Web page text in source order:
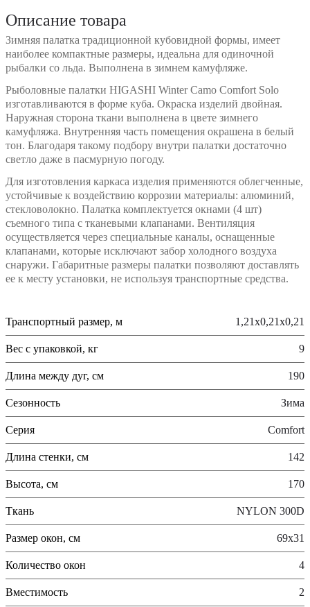
Описание товара
Зимняя палатка традиционной кубовидной формы, имеет
наиболее компактные размеры, идеальна для одиночной
рыбалки со льда. Выполнена в зимнем камуфляже.
Рыболовные палатки HIGASHI Winter Camo Comfort Solo
изготавливаются в форме куба. Окраска изделий двойная.
Наружная сторона ткани выполнена в цвете зимнего
камуфляжа. Внутренняя часть помещения окрашена в белый
тон. Благодаря такому подбору внутри палатки достаточно
светло даже в пасмурную погоду.
Для изготовления каркаса изделия применяются облегченные,
устойчивые к воздействию коррозии материалы: алюминий,
стекловолокно. Палатка комплектуется окнами (4 шт)
съемного типа с тканевыми клапанами. Вентиляция
осуществляется через специальные каналы, оснащенные
клапанами, которые исключают забор холодного воздуха
снаружи. Габаритные размеры палатки позволяют доставлять
ее к месту установки, не используя транспортные средства.
Транспортный размер, м 1,21x0,21x0,21
Вес с упаковкой, кг 9
Длина между дуг, см 190
Сезонность Зима
Серия Comfort
Длина стенки, см 142
Высота, см 170
Ткань NYLON 300D
Размер окон, см 69x31
Количество окон 4
Вместимость 2